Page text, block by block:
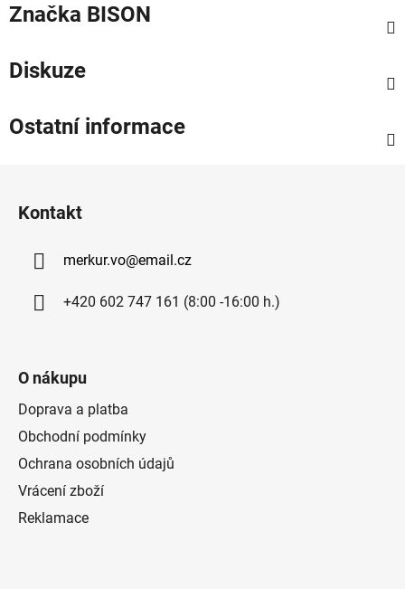
Značka BISON
Diskuze
Ostatní informace
Kontakt
merkur.vo@email.cz
+420 602 747 161 (8:00 -16:00 h.)
O nákupu
Doprava a platba
Obchodní podmínky
Ochrana osobních údajů
Vrácení zboží
Reklamace